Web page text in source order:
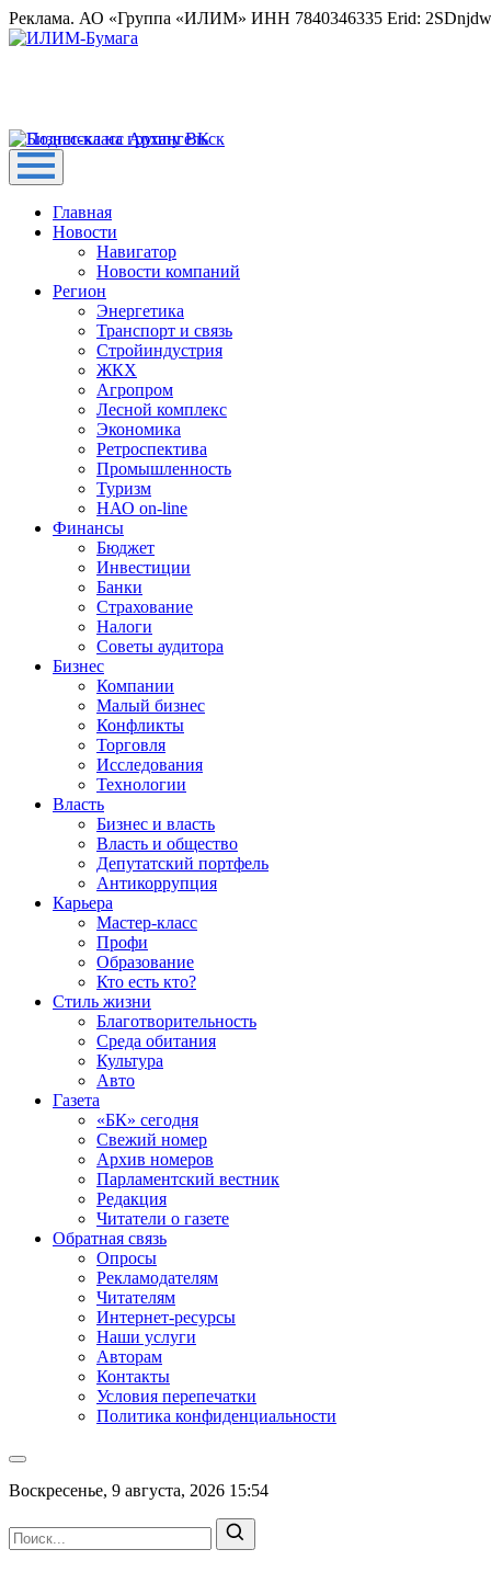
Реклама. АО «Группа «ИЛИМ» ИНН 7840346335 Erid:
Главная
Новости
Навигатор
Новости компаний
Регион
Энергетика
Транспорт и связь
Стройиндустрия
ЖКХ
Агропром
Лесной комплекс
Экономика
Ретроспектива
Промышленность
Туризм
НАО on-line
Финансы
Бюджет
Инвестиции
Банки
Страхование
Налоги
Советы аудитора
Бизнес
Компании
Малый бизнес
Конфликты
Торговля
Исследования
Технологии
Власть
Бизнес и власть
Власть и общество
Депутатский портфель
Антикоррупция
Карьера
Мастер-класс
Профи
Образование
Кто есть кто?
Стиль жизни
Благотворительность
Среда обитания
Культура
Авто
Газета
«БК» сегодня
Свежий номер
Архив номеров
Парламентский вестник
Редакция
Читатели о газете
Обратная связь
Опросы
Рекламодателям
Читателям
Интернет-ресурсы
Наши услуги
Авторам
Контакты
Условия перепечатки
Политика конфиденциальности
Воскресенье, 9 августа, 2026 15:54